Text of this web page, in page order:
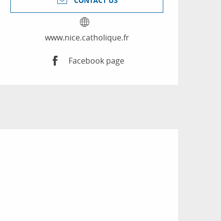
www.nice.catholique.fr
Facebook page